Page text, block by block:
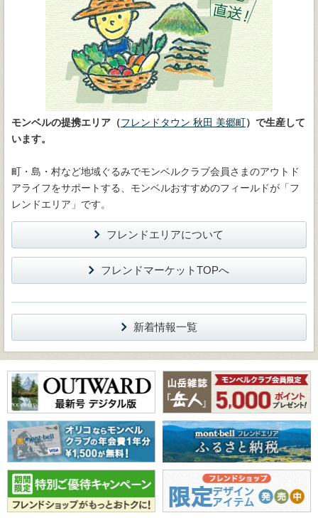
モンベルの提携エリア（フレンドタウン 秋田 美郷町）で生産して
います。
町・島・村など地域ぐるみでモンベルクラブ会員さまのアウトド
アライフをサポートする、モンベルおすすめのフィールドが「フ
レンドエリア」です。
フレンドエリアについて
フレンドマーケットTOPへ
新着情報一覧